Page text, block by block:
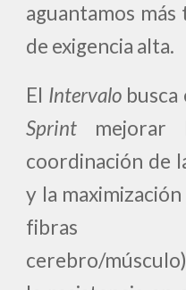
aguantamos
de exigencia alta.
El Intervalobusca
Sprint mejorar
coordinación de
y la
fibras
cerebro/